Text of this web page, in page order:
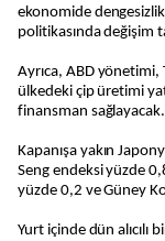
ekonomide
politikasında değişim
Ayrıca, ABD yönetimi,
ülkedeki çip üretimi
finansman sağlayacak.
Kapanışa yakın
Seng endeksi yüzde
yüzde 0,2 ve Güney
Yurt içinde dün alıcılı